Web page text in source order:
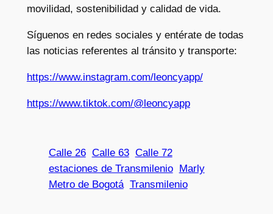
movilidad, sostenibilidad y calidad de vida.
Síguenos en redes sociales y entérate de todas
las noticias referentes al tránsito y transporte:
https://www.instagram.com/leoncyapp/
https://www.tiktok.com/@leoncyapp
Calle 26 Calle 63 Calle 72
estaciones de Transmilenio Marly
Metro de Bogotá Transmilenio